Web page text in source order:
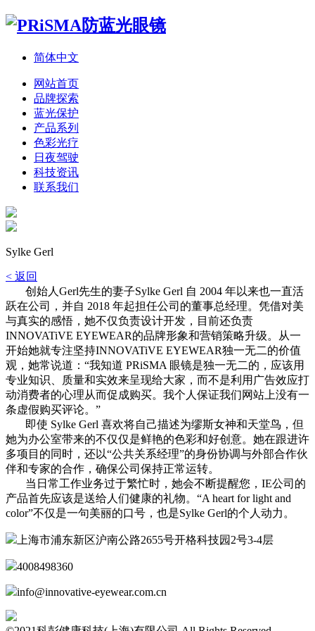
简体中文
网站首页
品牌探索
蓝光保护
产品系列
色彩光疗
日夜驾驶
科技资讯
联系我们
Sylke Gerl
< 返回
创始人Gerl先生的妻子Sylke Gerl 自 2004 年以来也一直活
跃在公司，并自 2018 年起担任公司的董事总经理。凭借对美
与真实的感悟，她不仅负责设计开发，目前还负责
INNOVATiVE EYEWEAR的品牌形象和营销策略升级。从一
开始她就专注坚持INNOVATiVE EYEWEAR独一无二的价值
观，她常说道：“我知道 PRiSMA 眼镜是独一无二的，应该用
专业知识、质量和实效来呈现给大家，而不是利用广告效应打
动消费者的心理从而促成购买。我个人保证我们网站上没有一
条虚假购买评论。”
即使 Sylke Gerl 喜欢将自己描述为缪斯女神和天堂鸟，但
她为办公室带来的不仅仅是鲜艳的色彩和好创意。她在跟进许
多项目的同时，还以“公共关系经理”的身份协调与外部合作伙
伴和专家的合作，确保公司保持正常运转。
当日常工作业务过于繁忙时，她会不断提醒您，IE公司的
产品首先应该是送给人们健康的礼物。“A heart for light and
color”不仅是一句美丽的口号，也是Sylke Gerl的个人动力。
上海市浦东新区沪南公路2655号开格科技园2号3-4层
4008498360
info@innovative-eyewear.com.cn